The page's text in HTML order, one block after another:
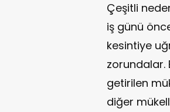
Çeşitli
iş günü
kesintiye
zorundalar.
getirilen
diğer